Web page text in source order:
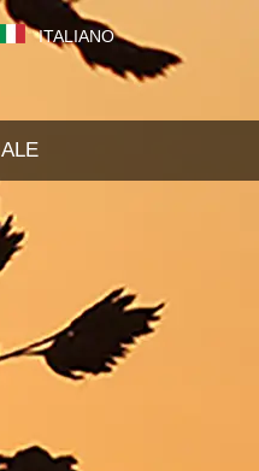
ITALIANO